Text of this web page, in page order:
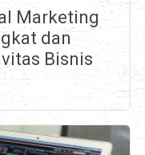
Marketing
dan
Bisnis